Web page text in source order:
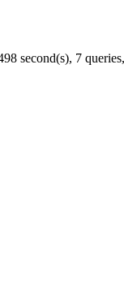
second(s), 7